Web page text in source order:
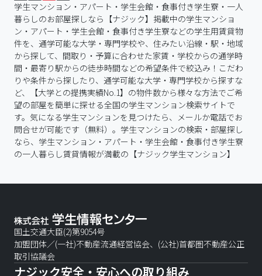
学生マンション・アパート・学生会館・食事付き学生寮・一人
暮らしのお部屋探しなら【ナジック】掲載中の学生マンショ
ン・アパート・学生会館・食事付き学生寮などの学生用賃貸物
件を、通学可能な大学・専門学校や、住みたい沿線・駅・地域
から探して、間取り・予算に合わせた家賃・学校からの通学時
間・最寄り駅からの徒歩時間などの希望条件で絞込み！こだわ
りや条件から探したり、通学可能な大学・専門学校から探すな
ど、【大学との提携実績No.1】の物件数から様々な方法でご希
望の部屋を簡単に探せる全国の学生マンション検索サイトで
す。気になる学生マンションを見つけたら、メールか電話でお
問合せが可能です（無料）。学生マンションの検索・部屋探し
なら、学生マンション・アパート・学生会館・食事付き学生寮
の一人暮らし賃貸情報が満載の【ナジック学生マンション】
国土交通大臣(2)第9054号
加盟団体／(一社)不動産流通経営協会、(公社)首都圏不動産公正
取引協議会
ナジック安全・安心への取り組み